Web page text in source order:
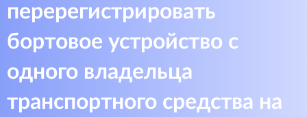
перерегистрировать
бортовое устройство с
одного владельца
транспортного средства на